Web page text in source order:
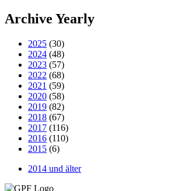
Archive Yearly
2025 (30)
2024 (48)
2023 (57)
2022 (68)
2021 (59)
2020 (58)
2019 (82)
2018 (67)
2017 (116)
2016 (110)
2015 (6)
2014 und älter